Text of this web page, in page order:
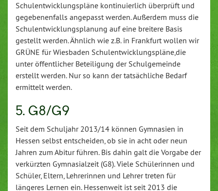
Schulentwicklungspläne kontinuierlich überprüft und
gegebenenfalls angepasst werden. Außerdem muss die
Schulentwicklungsplanung auf eine breitere Basis
gestellt werden. Ähnlich wie z.B. in Frankfurt wollen wir
GRÜNE für Wiesbaden Schulentwicklungspläne,die
unter öffentlicher Beteiligung der Schulgemeinde
erstellt werden. Nur so kann der tatsächliche Bedarf
ermittelt werden.
5. G8/G9
Seit dem Schuljahr 2013/14 können Gymnasien in
Hessen selbst entscheiden, ob sie in acht oder neun
Jahren zum Abitur führen. Bis dahin galt die Vorgabe der
verkürzten Gymnasialzeit (G8). Viele Schülerinnen und
Schüler, Eltern, Lehrerinnen und Lehrer treten für
längeres Lernen ein. Hessenweit ist seit 2013 die